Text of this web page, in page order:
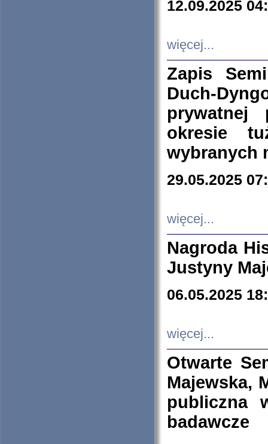
12.09.2025
więcej...
Zapis
Duch-
prywatnej
okresie
wybranych
29.05.2025
więcej...
Nagroda
Justyny
06.05.2025
więcej...
Otwarte
Majewska,
publiczna
badawcze